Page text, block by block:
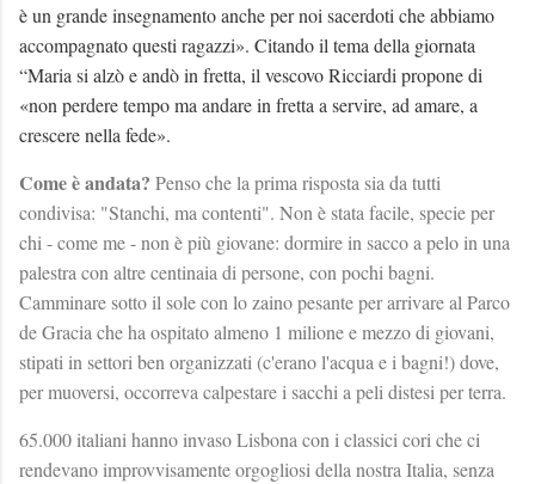
è un grande insegnamento anche per noi sacerdoti che abbiamo
accompagnato questi ragazzi». Citando il tema della giornata
“Maria si alzò e andò in fretta, il vescovo Ricciardi propone di
«non perdere tempo ma andare in fretta a servire, ad amare, a
crescere nella fede».
Come è andata? Penso che la prima risposta sia da tutti
condivisa: "Stanchi, ma contenti". Non è stata facile, specie per
chi - come me - non è più giovane: dormire in sacco a pelo in una
palestra con altre centinaia di persone, con pochi bagni.
Camminare sotto il sole con lo zaino pesante per arrivare al Parco
de Gracia che ha ospitato almeno 1 milione e mezzo di giovani,
stipati in settori ben organizzati (c'erano l'acqua e i bagni!) dove,
per muoversi, occorreva calpestare i sacchi a peli distesi per terra.
65.000 italiani hanno invaso Lisbona con i classici cori che ci
rendevano improvvisamente orgogliosi della nostra Italia, senza